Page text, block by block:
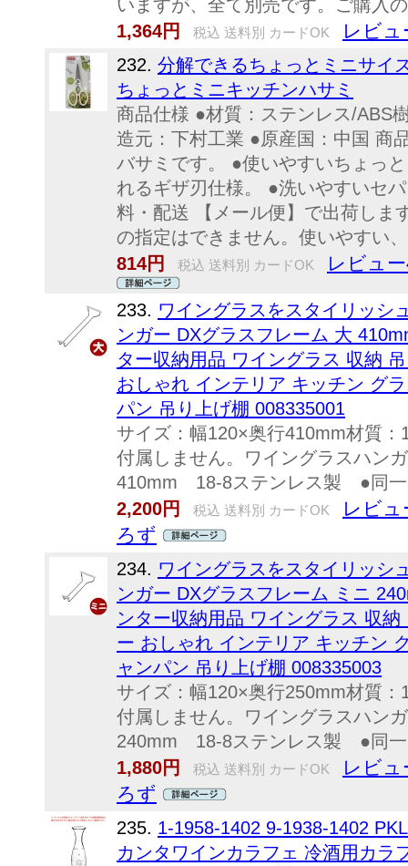
いますが、全て別売です。ご購入
1,364円
税込 送料別 カードOK レビュ
232. 分解できるちょっとミニサイ
ちょっとミニキッチンハサミ
商品仕様 ●材質：ステンレス/ABS
造元：下村工業 ●原産国：中国 商
バサミです。 ●使いやすいちょっ
れるギザ刃仕様。 ●洗いやすいセ
料・配送 【メール便】で出荷しま
の指定はできません。使いやすい
814円
税込 送料別 カードOK レビュ
233. ワイングラスをスタイリッシ
ンガー DXグラスフレーム 大
ター収納用品 ワイングラス 収納
おしゃれ インテリア キッチン グ
パン 吊り上げ棚 008335001
サイズ：幅120×奥行410mm材質
付属しません。ワイングラスハ
410mm 18-8ステンレス製 ●同一
2,200円
税込 送料別 カードOK
レビュ
ろず
234. ワイングラスをスタイリッシ
ンガー DXグラスフレーム ミニ
ンター収納用品 ワイングラス 収
ー おしゃれ インテリア キッチン
ャンパン 吊り上げ棚 008335003
サイズ：幅120×奥行250mm材質
付属しません。ワイングラスハ
240mm 18-8ステンレス製 ●同一
1,880円
税込 送料別 カードOK
レビュ
ろず
235. 1-1958-1402 9-1938-1402
カンタワインカラフェ 冷酒用カラ